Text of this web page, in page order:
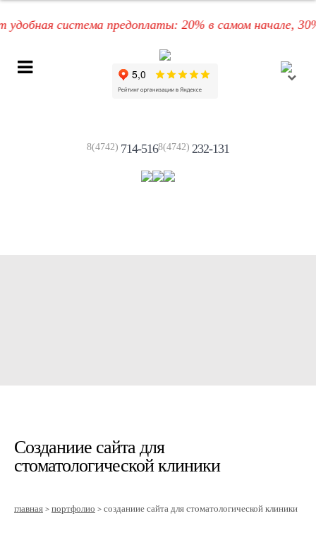
система предоплаты: 20% в самом начале, 30%
8(4742) 714-5168(4742) 232-131
Созданиие сайта для
стоматологической клиники
главная > портфолио > созданиие сайта для стоматологической клиники